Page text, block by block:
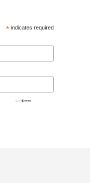
*indicates required